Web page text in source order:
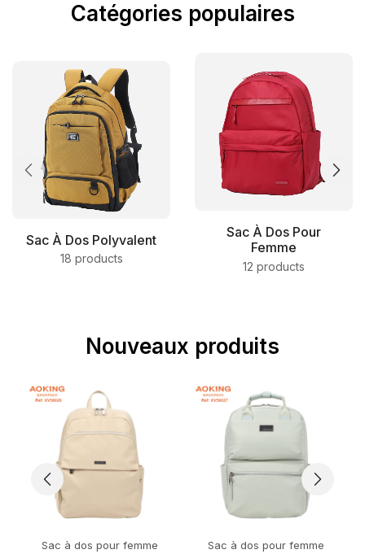
Catégories populaires
Sac À Dos Polyvalent
18 products
Sac À Dos Pour
Femme
12 products
Nouveaux produits
Sac à dos pour femme Sac à dos pour femme